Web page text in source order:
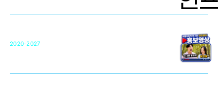
2020-2027 31
영국 UCL대학